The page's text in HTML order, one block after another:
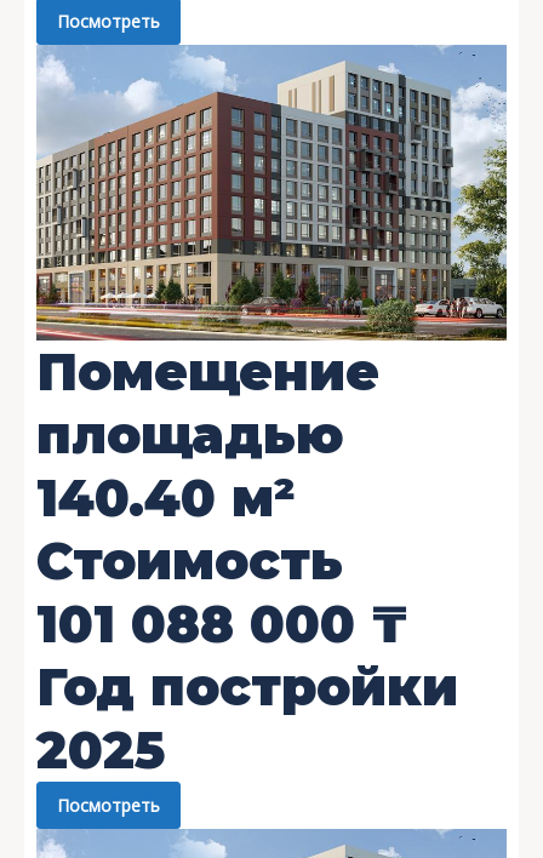
Посмотреть
Помещение
площадью
140.40 м²
Стоимость
101 088 000 ₸
Год постройки
2025
Посмотреть